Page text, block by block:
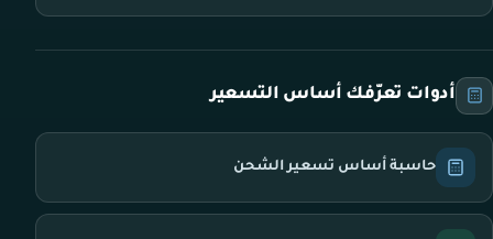
أدوات تعرّفك أساس التسعير
حاسبة أساس تسعير الشحن